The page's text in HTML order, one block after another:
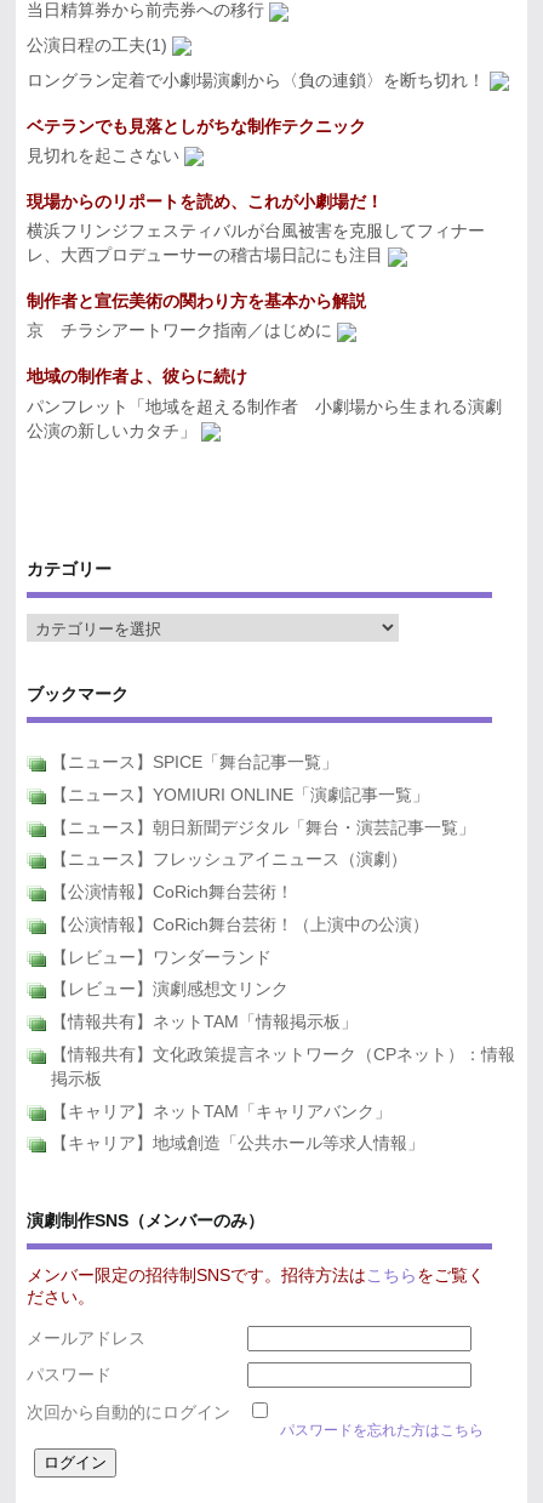
当日精算券から前売券への移行
公演日程の工夫(1)
ロングラン定着で小劇場演劇から〈負の連鎖〉を断ち切れ！
ベテランでも見落としがちな制作テクニック
見切れを起こさない
現場からのリポートを読め、これが小劇場だ！
横浜フリンジフェスティバルが台風被害を克服してフィナー
レ、大西プロデューサーの稽古場日記にも注目
制作者と宣伝美術の関わり方を基本から解説
京 チラシアートワーク指南／はじめに
地域の制作者よ、彼らに続け
パンフレット「地域を超える制作者 小劇場から生まれる演劇
公演の新しいカタチ」
カテゴリー
ブックマーク
【ニュース】SPICE「舞台記事一覧」
【ニュース】YOMIURI ONLINE「演劇記事一覧」
【ニュース】朝日新聞デジタル「舞台・演芸記事一覧」
【ニュース】フレッシュアイニュース（演劇）
【公演情報】CoRich舞台芸術！
【公演情報】CoRich舞台芸術！（上演中の公演）
【レビュー】ワンダーランド
【レビュー】演劇感想文リンク
【情報共有】ネットTAM「情報掲示板」
【情報共有】文化政策提言ネットワーク（CPネット）：情報
掲示板
【キャリア】ネットTAM「キャリアバンク」
【キャリア】地域創造「公共ホール等求人情報」
演劇制作SNS（メンバーのみ）
メンバー限定の招待制SNSです。招待方法は こちら をご覧く
ださい。
メールアドレス
パスワード
次回から自動的にログイン
パスワードを忘れた方はこちら